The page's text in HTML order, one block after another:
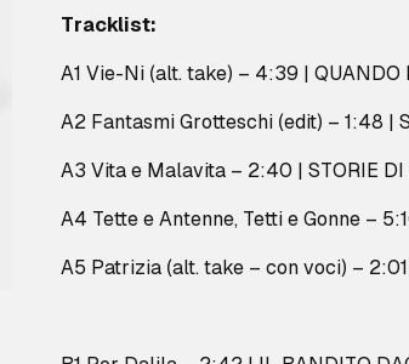
Tracklist:
A1 Vie-Ni (alt. take) – 4:39 | QUANDO
A2 Fantasmi Grotteschi (edit) – 1:48 |
A3 Vita e Malavita – 2:40 | STORIE DI
A4 Tette e Antenne, Tetti e Gonne –
A5 Patrizia (alt. take – con voci) – 2:01